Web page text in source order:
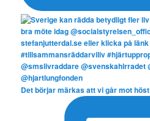
Det börjar märkas att vi går mot höst